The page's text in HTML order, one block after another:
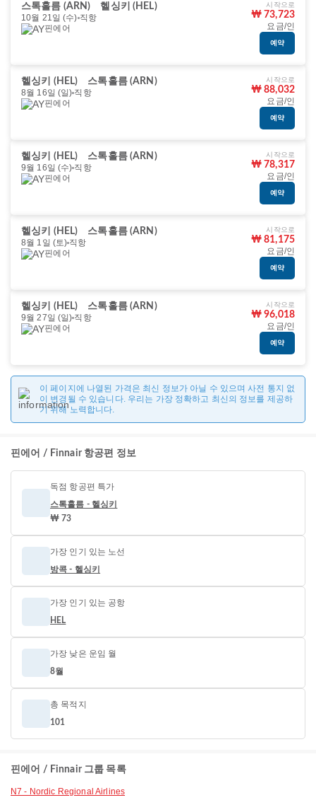
스톡홀름 (ARN)
헬싱키 (HEL)
10월 21일 (수) 직항
핀에어
시작으로
₩ 73,723
요금/인
예약
헬싱키 (HEL)
스톡홀름 (ARN)
8월 16일 (일) 직항
핀에어
시작으로
₩ 88,032
요금/인
예약
헬싱키 (HEL)
스톡홀름 (ARN)
9월 16일 (수) 직항
핀에어
시작으로
₩ 78,317
요금/인
예약
헬싱키 (HEL)
스톡홀름 (ARN)
8월 1일 (토) 직항
핀에어
시작으로
₩ 81,175
요금/인
예약
헬싱키 (HEL)
스톡홀름 (ARN)
9월 27일 (일) 직항
핀에어
시작으로
₩ 96,018
요금/인
예약
이 페이지에 나열된 가격은 최신 정보가 아닐 수 있으며 사전 통지 없
이 변경될 수 있습니다. 우리는 가장 정확하고 최신의 정보를 제공하
기 위해 노력합니다.
핀에어 / Finnair 항공편 정보
독점 항공편 특가
스톡홀름 - 헬싱키
₩ 73
가장 인기 있는 노선
방콕 - 헬싱키
가장 인기 있는 공항
HEL
가장 낮은 운임 월
8월
총 목적지
101
핀에어 / Finnair 그룹 목록
N7 - Nordic Regional Airlines